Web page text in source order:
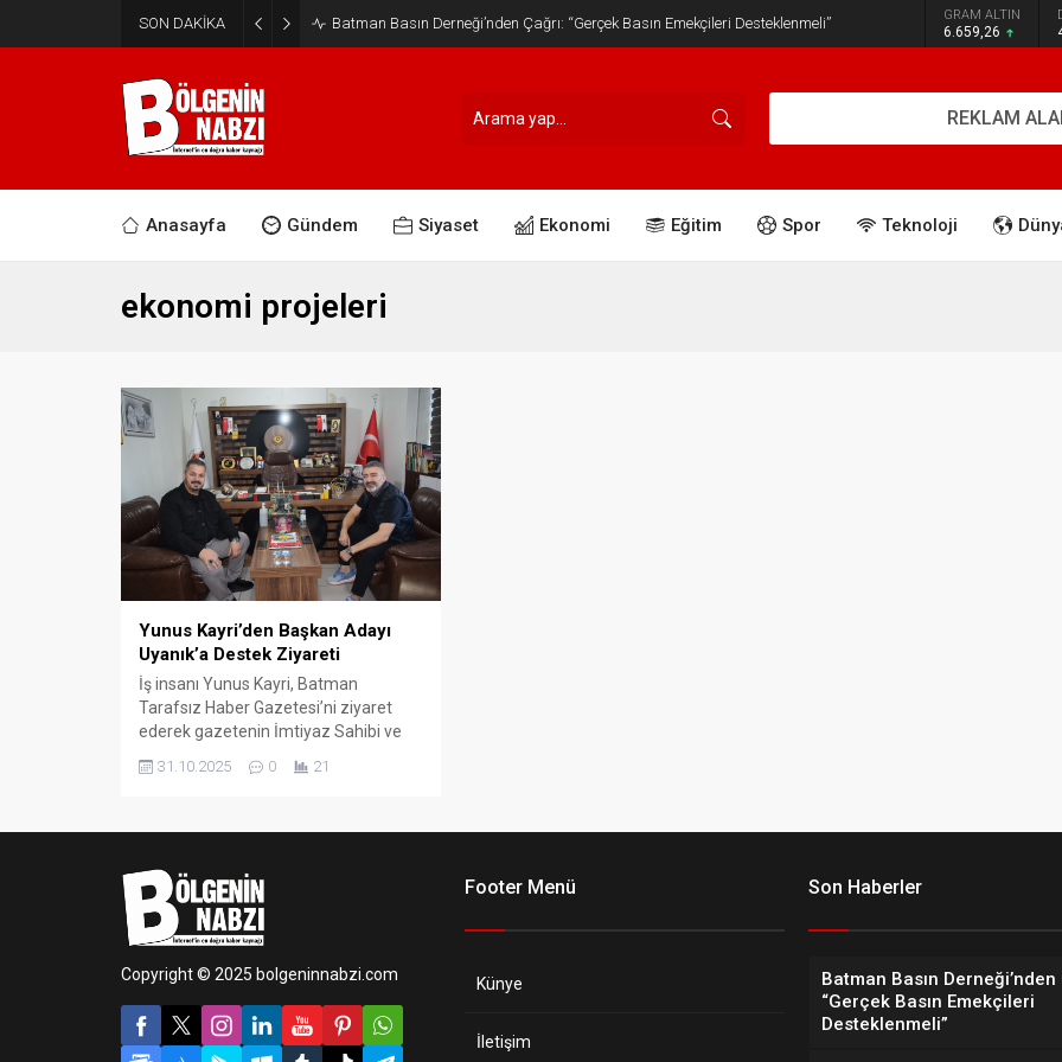
SON DAKİKA Batman Basın Derneği’nden Çağrı: “Gerçek Basın Emekçileri Desteklenmeli” GRAM ALTIN
6.659,26
REKLAM
Anasayfa Gündem Siyaset Ekonomi Eğitim Spor Teknoloji
ekonomi projeleri
Yunus Kayri’den Başkan Adayı
Uyanık’a Destek Ziyareti
İş insanı Yunus Kayri, Batman
Tarafsız Haber Gazetesi’ni ziyaret
ederek gazetenin İmtiyaz Sahibi ve
Başkan Adayı Cebrail Uyanık ile bir
31.10.2025 0 21
Copyright © 2025 bolgeninnabzi.com
Footer Menü
Künye
İletişim
Son Haberler
Batman Basın Derneği’nden
“Gerçek Basın Emekçileri
Desteklenmeli”